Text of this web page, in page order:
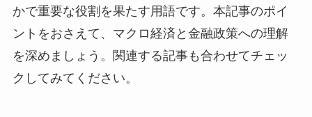
かで重要な役割を果たす用語です。本記事のポイ
ントをおさえて、マクロ経済と金融政策への理解
を深めましょう。関連する記事も合わせてチェッ
クしてみてください。